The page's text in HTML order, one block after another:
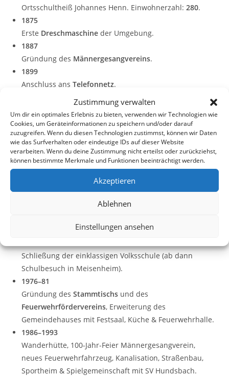
Zustimmung verwalten
Um dir ein optimales Erlebnis zu bieten, verwenden wir Technologien wie
Cookies, um Geräteinformationen zu speichern und/oder darauf
zuzugreifen. Wenn du diesen Technologien zustimmst, können wir Daten
wie das Surfverhalten oder eindeutige IDs auf dieser Website
verarbeiten. Wenn du deine Zustimmung nicht erteilst oder zurückziehst,
können bestimmte Merkmale und Funktionen beeinträchtigt werden.
Akzeptieren
Ablehnen
Einstellungen ansehen
Ortsschultheiß Johannes Henn. Einwohnerzahl:280.
1875
Erste Dreschmaschine der Umgebung.
1887
Gründung des Männergesangvereins.
1899
Anschluss ansTelefonnetz.
Bau der Wasserleitung, Stromversorgung, neue Schule,
gepflasterte Straßen.
⚙️Infrastruktur & Vereinsleben (20.
Jahrhundert)
Gründung desSportvereins, Bau des ersten
Flurbereinigung.
Schließung der einklassigen Volksschule (ab dann
Schulbesuch in Meisenheim).
1976–81
Gründung desStammtischs und des
Feuerwehrfördervereins, Erweiterung des
Gemeindehauses mit Festsaal, Küche & Feuerwehrhalle.
1986–1993
Wanderhütte, 100-Jahr-Feier Männergesangverein,
neues Feuerwehrfahrzeug, Kanalisation, Straßenbau,
Sportheim & Spielgemeinschaft mit SV Hundsbach.